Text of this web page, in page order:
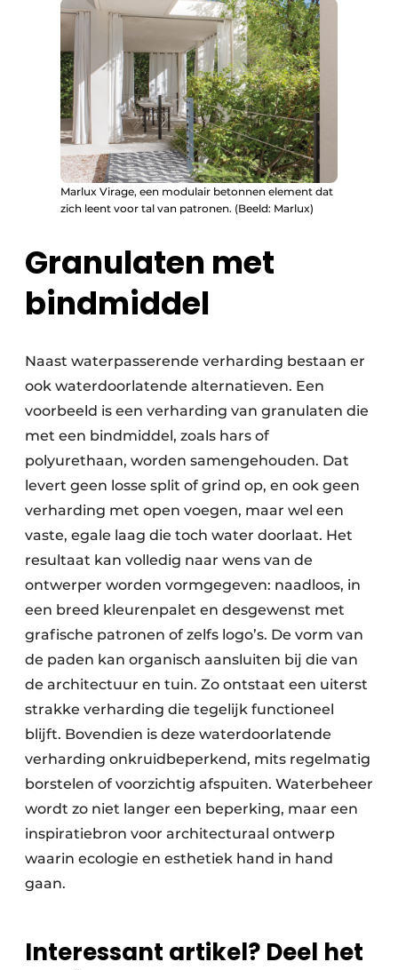
Marlux Virage, een modulair betonnen element dat
zich leent voor tal van patronen. (Beeld: Marlux)
Granulaten met
bindmiddel
Naast waterpasserende verharding bestaan er
ook waterdoorlatende alternatieven. Een
voorbeeld is een verharding van granulaten die
met een bindmiddel, zoals hars of
polyurethaan, worden samengehouden. Dat
levert geen losse split of grind op, en ook geen
verharding met open voegen, maar wel een
vaste, egale laag die toch water doorlaat. Het
resultaat kan volledig naar wens van de
ontwerper worden vormgegeven: naadloos, in
een breed kleurenpalet en desgewenst met
grafische patronen of zelfs logo’s. De vorm van
de paden kan organisch aansluiten bij die van
de architectuur en tuin. Zo ontstaat een uiterst
strakke verharding die tegelijk functioneel
blijft. Bovendien is deze waterdoorlatende
verharding onkruidbeperkend, mits regelmatig
borstelen of voorzichtig afspuiten. Waterbeheer
wordt zo niet langer een beperking, maar een
inspiratiebron voor architecturaal ontwerp
waarin ecologie en esthetiek hand in hand
gaan.
Interessant artikel? Deel het